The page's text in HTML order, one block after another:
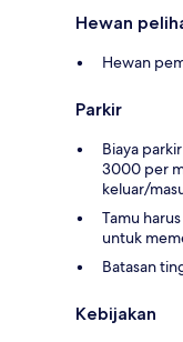
Hewan
Hewan
Parkir
Biaya
3000 per
keluar/
Tamu
untuk
Batasan
Kebijakan